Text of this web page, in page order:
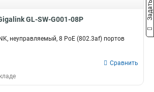
GL-SW-G001-08P
неуправляемый, 8 PoE (802.3af) портов
Сравнить